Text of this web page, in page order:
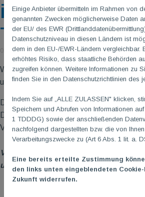
im Briefkasten
TGMler
01. März 2023
Wir wünschen euch viel Spaß & Freude
umfangreichen und informativen
Das Hauptmotto dieser Ausgabe:
Die Bedeutung & Wichtigkeit des
Verein(e), im Zusammenspiel mit
Vielen Dank allen Beteiligten, die
umfangreichen Werk geleistet haben!
Einige Anbieter übermitteln im Rahmen von
genannten Zwecken möglicherweise Daten
der EU/ des EWR
Datenschutzniveau in diesen Ländern ist
dem in den EU-/EWR-Ländern vergleichbar.
erhöhtes Risiko, dass staatliche Behörden
zugreifen können. Weitere Informationen zu
finden Sie in den Datenschutzrichtlinien des
Indem Sie auf „ALLE ZULASSEN" klicken,
Speichern und Abrufen von Informationen
1 TDDDG) sowie der anschließenden
nachfolgend dargestellten bzw. die von
Verarbeitungszwecke zu (Art 6 Abs. 1 lit. a.
Eine bereits erteilte Zustimmung
den links unten eingeblendeten
Zukunft widerrufen.